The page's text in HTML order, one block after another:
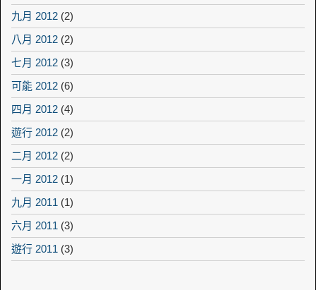
九月 2012 (2)
八月 2012 (2)
七月 2012 (3)
可能 2012 (6)
四月 2012 (4)
遊行 2012 (2)
二月 2012 (2)
一月 2012 (1)
九月 2011 (1)
六月 2011 (3)
遊行 2011 (3)